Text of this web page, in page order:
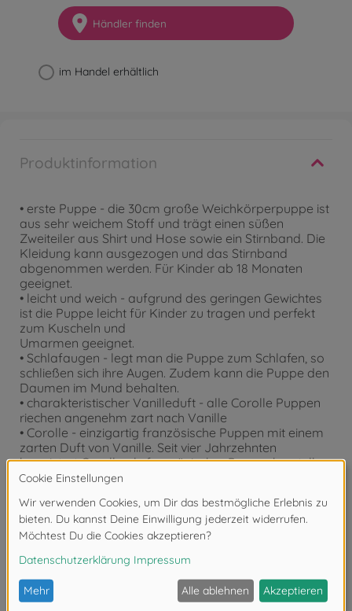
Händler finden
im Handel erhältlich
Produktinformation
• erste Puppe - die 30cm große Weichkörperpuppe ist
aus sehr weichem Stoff und trägt einen süßen
Zweiteiler aus Shirt und Hose sowie ein Stirnband. Die
Kleidung kann ausgezogen und das Stirnband
abgenommen werden. Für Kinder ab 18 Monaten
geeignet.
• leicht und weich - aufgrund des geringen Gewichtes
ist die Puppe leicht für Kinder zu tragen und perfekt
zum Kuscheln und
Umarmen geeignet.
• Schlafaugen - legt man die Puppe zum Schlafen, so
schließen sich ihre Augen. Zudem kann die Puppe den
Daumen im Mund behalten.
• charakteristischer Vanilleduft - alle Corolle Puppen
riechen angenehm zart nach Vanille
• Corolle - einzigartig französische Puppen mit einem
zarten Duft von Vanille. Seit vier Jahrzehnten
begeistert Corolle als französischer Puppenhersteller
Kinder mit liebevollen Spielgefährten, die Fantasie und
Zubehör
Bewertungen